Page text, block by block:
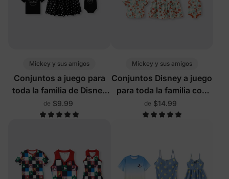
Mickey y sus amigos
Conjuntos a juego para
toda la familia de Disney
Mickey & Friends con
pantalones cortos
de $9.99
Mickey y sus amigos
Conjuntos Disney a juego
para toda la familia con
estampado completo
de $14.99